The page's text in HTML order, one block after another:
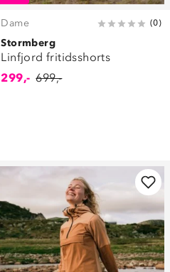
Dame (0)
Stormberg
Linfjord fritidsshorts
299,- 699,-